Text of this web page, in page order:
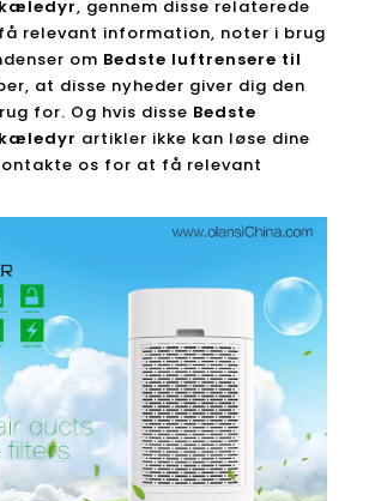
, gennem disse relaterede
relevant information, noter i brug
om Bedste luftrensere til
at disse nyheder giver dig den
for. Og hvis disse Bedste
artikler ikke kan løse dine
os for at få relevant